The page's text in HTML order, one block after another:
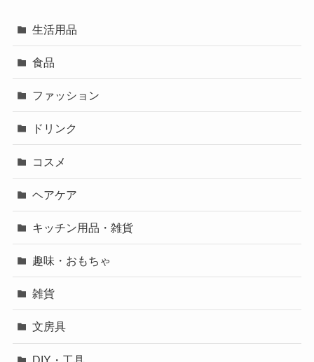
生活用品
食品
ファッション
ドリンク
コスメ
ヘアケア
キッチン用品・雑貨
趣味・おもちゃ
雑貨
文房具